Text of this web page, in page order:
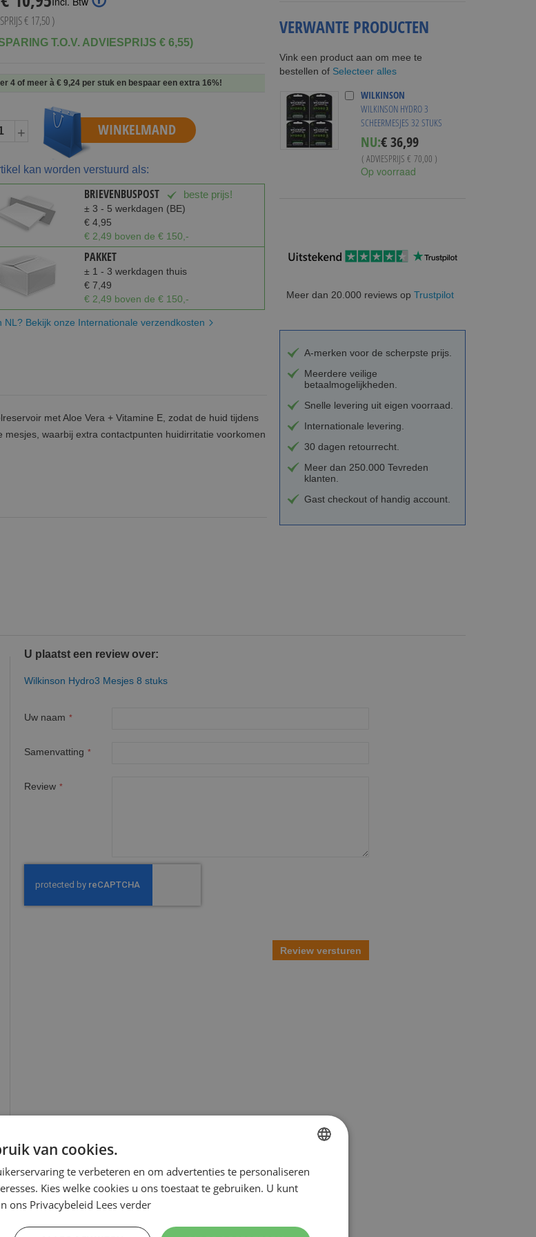
Price
€ 17,50)
T.O.V. ADVIESPRIJS € 6,55)
4 of meer à € 9,24 per stuk en bespaar een extra16%!
+ WINKELMAND
kan worden verstuurd als:
BRIEVENBUSPOST beste prijs!
± 3 - 5 werkdagen (BE)
€ 4,95
€ 2,49 boven de € 150,-
PAKKET
± 1 - 3 werkdagen thuis
€ 7,49
€ 2,49 boven de € 150,-
NL? Bekijk onze Internationale verzendkosten
VERWANTE PRODUCTEN
Vink een product aan om mee te
bestellen of Selecteer alles
WILKINSON
WILKINSON HYDRO 3
SCHEERMESJES 32 STUKS
NU:Special
Price
€ 36,99
( ADVIESPRIJS € 70,00 )
Op voorraad
Meer dan 20.000 reviews op Trustpilot
A-merken voor de scherpste prijs.
Meerdere veilige
betaalmogelijkheden.
Snelle levering uit eigen voorraad.
Internationale levering.
30 dagen retourrecht.
Meer dan 250.000 Tevreden
klanten.
Gast checkout of handig account.
met Aloe Vera + Vitamine E, zodat de huid tijdens
waarbij extra contactpunten huidirritatie voorkomen
U plaatst een review over:
Wilkinson Hydro3 Mesjes 8 stuks
Uw naam
Samenvatting
Review
Review versturen
DUTCH
ENGLISH
van cookies.
te verbeteren en om advertenties te personaliseren
Kies welke cookies u ons toestaat te gebruiken. U kunt
ons Privacybeleid Lees verder